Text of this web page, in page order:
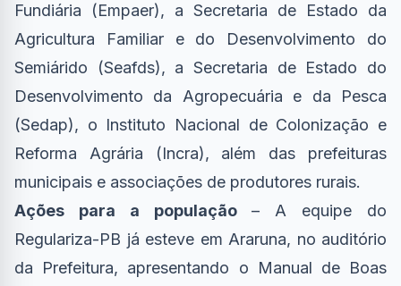
Fundiária (Empaer), a Secretaria de Estado da
Agricultura Familiar e do Desenvolvimento do
Semiárido (Seafds), a Secretaria de Estado do
Desenvolvimento da Agropecuária e da Pesca
(Sedap), o Instituto Nacional de Colonização e
Reforma Agrária (Incra), além das prefeituras
municipais e associações de produtores rurais.
Ações para a população– A equipe do
Regulariza-PB já esteve em Araruna, no auditório
da Prefeitura, apresentando o Manual de Boas